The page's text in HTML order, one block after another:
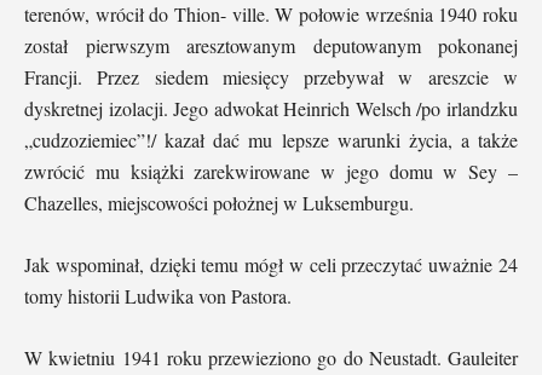
terenów, wrócił do Thion- ville. W połowie września 1940 roku
został pierwszym aresztowanym deputowanym pokonanej
Francji. Przez siedem miesięcy przebywał w areszcie w
dyskretnej izolacji. Jego adwokat Heinrich Welsch /po irlandzku
„cudzoziemiec”!/ kazał dać mu lepsze warunki życia, a także
zwrócić mu książki zarekwirowane w jego domu w Sey –
Chazelles, miejscowości położnej w Luksemburgu.
Jak wspominał, dzięki temu mógł w celi przeczytać uważnie 24
tomy historii Ludwika von Pastora.
W kwietniu 1941 roku przewieziono go do Neustadt. Gauleiter